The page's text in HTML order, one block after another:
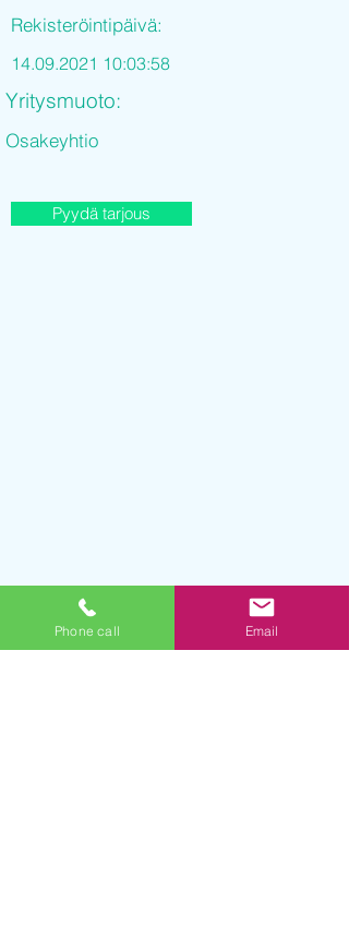
Rekisteröintipäivä:
14.09.2021 10:03:58
Yritysmuoto:
Osakeyhtio
Pyydä tarjous
Phone call Email